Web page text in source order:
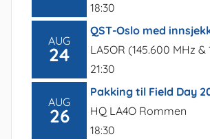
18:30
AUG
24
QST-Oslo med
LA5OR (145.600 MHz &
21:30
AUG
26
Pakking til Field Day
HQ LA4O Rommen
18:30